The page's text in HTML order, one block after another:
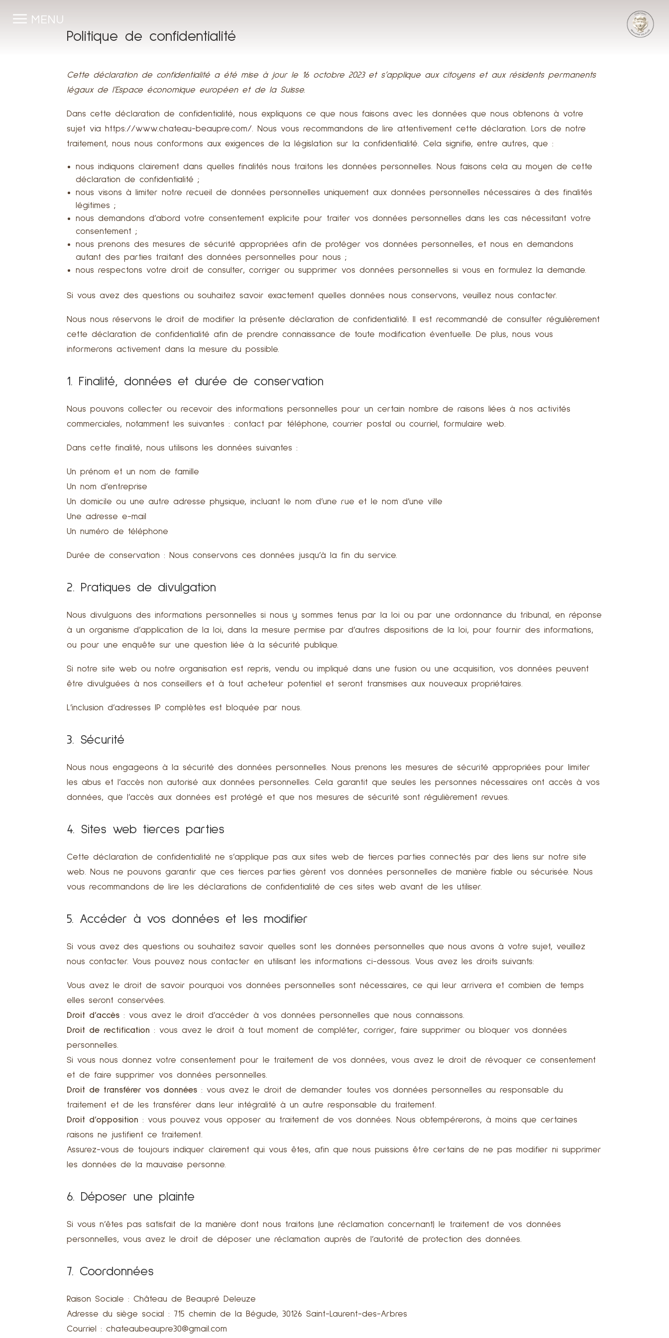
Politique de confidentialité
Cette déclaration de confidentialité a été mise à jour le 16 octobre 2023 et s’applique aux citoyens et aux résidents permanents
légaux de l’Espace économique européen et de la Suisse.
Dans cette déclaration de confidentialité, nous expliquons ce que nous faisons avec les données que nous obtenons à votre
sujet via https://www.chateau-beaupre.com/. Nous vous recommandons de lire attentivement cette déclaration. Lors de notre
traitement, nous nous conformons aux exigences de la législation sur la confidentialité. Cela signifie, entre autres, que :
nous indiquons clairement dans quelles finalités nous traitons les données personnelles. Nous faisons cela au moyen de cette
déclaration de confidentialité ;
nous visons à limiter notre recueil de données personnelles uniquement aux données personnelles nécessaires à des finalités
légitimes ;
nous demandons d’abord votre consentement explicite pour traiter vos données personnelles dans les cas nécessitant votre
consentement ;
nous prenons des mesures de sécurité appropriées afin de protéger vos données personnelles, et nous en demandons
autant des parties traitant des données personnelles pour nous ;
nous respectons votre droit de consulter, corriger ou supprimer vos données personnelles si vous en formulez la demande.
Si vous avez des questions ou souhaitez savoir exactement quelles données nous conservons, veuillez nous contacter.
Nous nous réservons le droit de modifier la présente déclaration de confidentialité. Il est recommandé de consulter régulièrement
cette déclaration de confidentialité afin de prendre connaissance de toute modification éventuelle. De plus, nous vous
informerons activement dans la mesure du possible.
1. Finalité, données et durée de conservation
Nous pouvons collecter ou recevoir des informations personnelles pour un certain nombre de raisons liées à nos activités
commerciales, notamment les suivantes : contact par téléphone, courrier postal ou courriel, formulaire web.
Dans cette finalité, nous utilisons les données suivantes :
Un prénom et un nom de famille
Un nom d’entreprise
Un domicile ou une autre adresse physique, incluant le nom d’une rue et le nom d’une ville
Une adresse e-mail
Un numéro de téléphone
Durée de conservation : Nous conservons ces données jusqu’à la fin du service.
2. Pratiques de divulgation
Nous divulguons des informations personnelles si nous y sommes tenus par la loi ou par une ordonnance du tribunal, en réponse
à un organisme d’application de la loi, dans la mesure permise par d’autres dispositions de la loi, pour fournir des informations,
ou pour une enquête sur une question liée à la sécurité publique.
Si notre site web ou notre organisation est repris, vendu ou impliqué dans une fusion ou une acquisition, vos données peuvent
être divulguées à nos conseillers et à tout acheteur potentiel et seront transmises aux nouveaux propriétaires.
L’inclusion d’adresses IP complètes est bloquée par nous.
3. Sécurité
Nous nous engageons à la sécurité des données personnelles. Nous prenons les mesures de sécurité appropriées pour limiter
les abus et l’accès non autorisé aux données personnelles. Cela garantit que seules les personnes nécessaires ont accès à vos
données, que l’accès aux données est protégé et que nos mesures de sécurité sont régulièrement revues.
4. Sites web tierces parties
Cette déclaration de confidentialité ne s’applique pas aux sites web de tierces parties connectés par des liens sur notre site
web. Nous ne pouvons garantir que ces tierces parties gèrent vos données personnelles de manière fiable ou sécurisée. Nous
vous recommandons de lire les déclarations de confidentialité de ces sites web avant de les utiliser.
5. Accéder à vos données et les modifier
Si vous avez des questions ou souhaitez savoir quelles sont les données personnelles que nous avons à votre sujet, veuillez
nous contacter. Vous pouvez nous contacter en utilisant les informations ci-dessous. Vous avez les droits suivants:
Vous avez le droit de savoir pourquoi vos données personnelles sont nécessaires, ce qui leur arrivera et combien de temps
elles seront conservées.
Droit d’accès : vous avez le droit d’accéder à vos données personnelles que nous connaissons.
Droit de rectification : vous avez le droit à tout moment de compléter, corriger, faire supprimer ou bloquer vos données
personnelles.
Si vous nous donnez votre consentement pour le traitement de vos données, vous avez le droit de révoquer ce consentement
et de faire supprimer vos données personnelles.
Droit de transférer vos données : vous avez le droit de demander toutes vos données personnelles au responsable du
traitement et de les transférer dans leur intégralité à un autre responsable du traitement.
Droit d’opposition : vous pouvez vous opposer au traitement de vos données. Nous obtempérerons, à moins que certaines
raisons ne justifient ce traitement.
Assurez-vous de toujours indiquer clairement qui vous êtes, afin que nous puissions être certains de ne pas modifier ni supprimer
les données de la mauvaise personne.
6. Déposer une plainte
Si vous n’êtes pas satisfait de la manière dont nous traitons (une réclamation concernant) le traitement de vos données
personnelles, vous avez le droit de déposer une réclamation auprès de l’autorité de protection des données.
7. Coordonnées
Raison Sociale : Château de Beaupré Deleuze
Adresse du siège social : 715 chemin de la Bégude, 30126 Saint-Laurent-des-Arbres
Courriel : chateaubeaupre30@gmail.com
☰ MENU